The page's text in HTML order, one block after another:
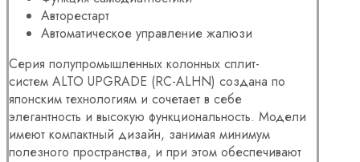
Авторестарт
Автоматическое управление жалюзи
Серия полупромышленных колонных сплит-
систем ALTO UPGRADE (RC-ALHN) создана по
японским технологиям и сочетает в себе
элегантность и высокую функциональность. Модели
имеют компактный дизайн, занимая минимум
полезного пространства, и при этом обеспечивают